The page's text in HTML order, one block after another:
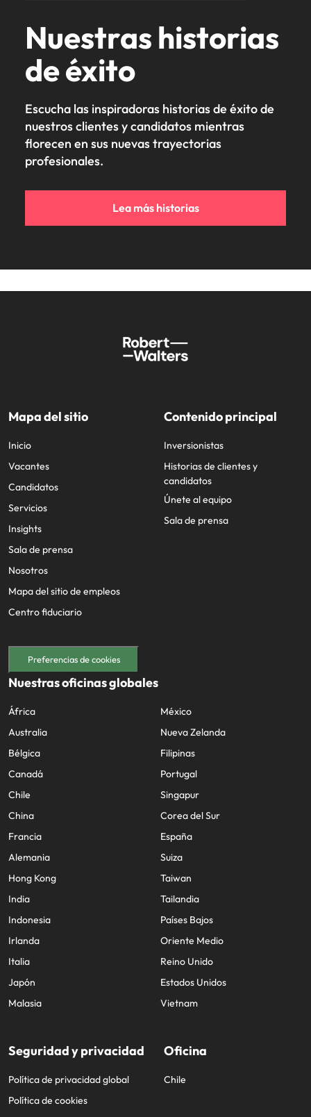
Nuestras historias
de éxito
Escucha las inspiradoras historias de éxito de
nuestros clientes y candidatos mientras
florecen en sus nuevas trayectorias
profesionales.
Lea más historias
Mapa del sitio
Inicio
Vacantes
Candidatos
Servicios
Insights
Sala de prensa
Nosotros
Mapa del sitio de empleos
Centro fiduciario
Contenido principal
Inversionistas
Historias de clientes y
candidatos
Únete al equipo
Sala de prensa
Preferencias de cookies
Nuestras oficinas globales
África
Australia
Bélgica
Canadá
Chile
China
Francia
Alemania
Hong Kong
India
Indonesia
Irlanda
Italia
Japón
Malasia
México
Nueva Zelanda
Filipinas
Portugal
Singapur
Corea del Sur
España
Suiza
Taiwan
Tailandia
Países Bajos
Oriente Medio
Reino Unido
Estados Unidos
Vietnam
Seguridad y privacidad
Política de privacidad global
Política de cookies
Oficina
Chile